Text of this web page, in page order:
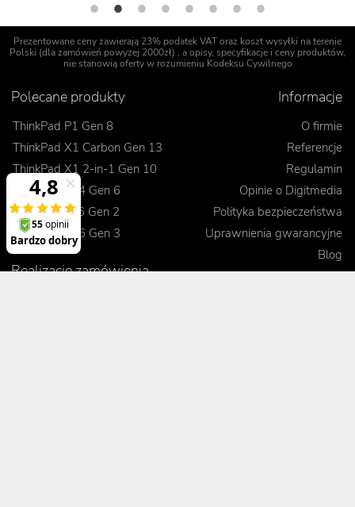
Prezentowane ceny zawierają 23% podatek VAT oraz koszt wysyłki na terenie
Polski (dla zamówień powyżej 2000zł) , a opisy, specyfikacje i ceny produktów,
nie stanowią oferty w rozumieniu Kodeksu Cywilnego
Polecane produkty
ThinkPad P1 Gen 8
ThinkPad X1 Carbon Gen 13
ThinkPad X1 2-in-1 Gen 10
ThinkPad T14 Gen 6
ThinkPad L16 Gen 2
ThinkPad E16 Gen 3
Informacje
O firmie
Referencje
Regulamin
Opinie o Digitmedia
Polityka bezpieczeństwa
Uprawnienia gwarancyjne
Blog
Kontakt
Realizacje zamówienia